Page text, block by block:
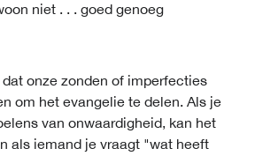
niet . . . goed genoeg
onze zonden of imperfecties
om het evangelie te delen. Als je
van onwaardigheid, kan het
als iemand je vraagt "wat heeft